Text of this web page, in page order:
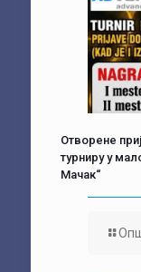
Отворене
турниру у
Мачак“